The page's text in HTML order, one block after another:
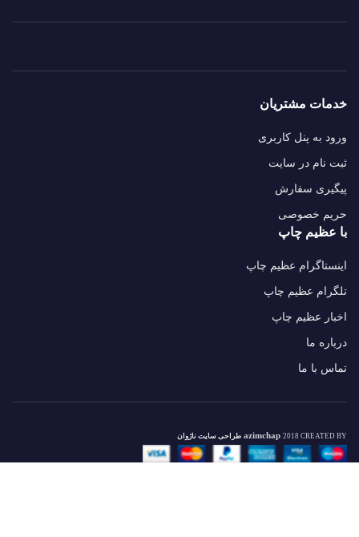
خدمات مشتریان
ورود به پنل کاربری
ثبت نام در سایت
پیگیری سفارش
حریم خصوصی
با عظیم چاپ
اینستاگرام عظیم چاپ
تلگرام عظیم چاپ
اخبار عظیم چاپ
درباره ما
تماس با ما
azimchap 2018 CREATED BY طراحی سایت ناژوان